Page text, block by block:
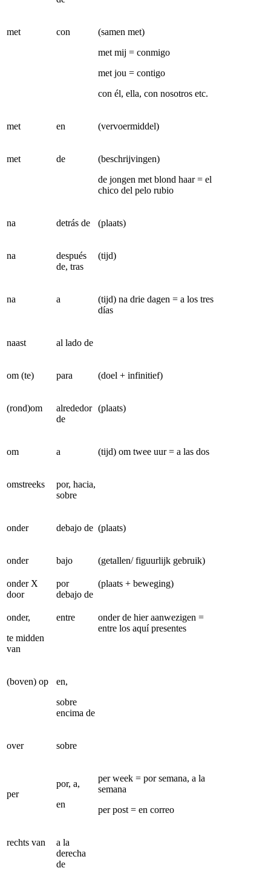
met con
(samen met)
met mij = conmigo
met jou = contigo
con él, ella, con nosotros etc.
met en (vervoermiddel)
met de
(beschrijvingen)
de jongen met blond haar = el
chico del pelo rubio
na detrás de (plaats)
na
después
de, tras
(tijd)
na a
(tijd) na drie dagen = a los tres
días
naast al lado de
om (te) para (doel + infinitief)
(rond)om
alrededor
de
(plaats)
om a (tijd) om twee uur = a las dos
omstreeks
por, hacia,
sobre
onder debajo de (plaats)
onder bajo (getallen/ figuurlijk gebruik)
onder X
door
por
debajo de
(plaats + beweging)
onder,
te midden
van
entre
onder de hier aanwezigen =
entre los aquí presentes
(boven) op
en,
sobre
encima de
over sobre
per
por, a,
en
per week = por semana, a la
semana
per post = en correo
rechts van
a la
derecha
de